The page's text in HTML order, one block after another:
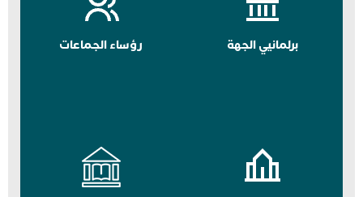
برلمانيي الجهة رؤساء الجماعات